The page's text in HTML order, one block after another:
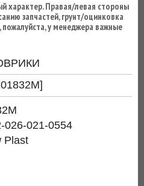
характер. Правая/левая стороны
запчастей, грунт/оцинковка
у менеджера важные
026-021-0554
Plast